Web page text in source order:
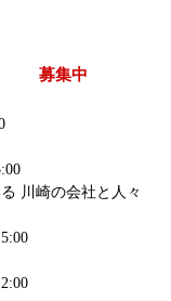
募集中
川崎の会社と人々